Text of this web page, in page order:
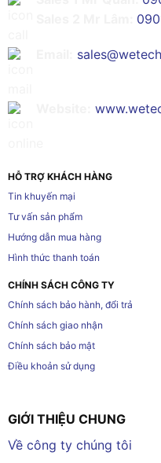
HỖ TRỢ KHÁCH HÀNG
Tin khuyến mại
Tư vấn sản phẩm
Hướng dẫn mua hàng
Hình thức thanh toán
CHÍNH SÁCH CÔNG TY
Chính sách bảo hành, đổi trả
Chính sách giao nhận
Chính sách bảo mật
Điều khoản sử dụng
GIỚI THIỆU CHUNG
Về công ty chúng tôi